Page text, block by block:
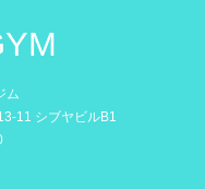
ム
11 シブヤビルB1